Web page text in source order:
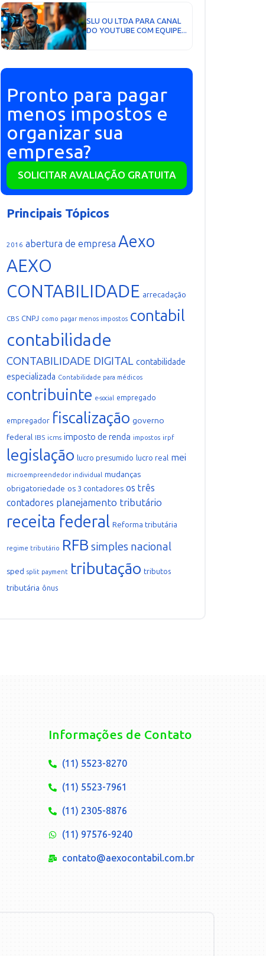
SLU OU LTDA PARA CANAL
DO YOUTUBE COM EQUIPE...
Pronto para pagar
menos impostos e
organizar sua
empresa?
SOLICITAR AVALIAÇÃO GRATUITA
Principais Tópicos
2016 abertura de empresa Aexo
AEXO
CONTABILIDADE arrecadação
CBS CNPJ como pagar menos impostos contabil
contabilidade
CONTABILIDADE DIGITAL contabilidade
especializada Contabilidade para médicos
contribuinte e-social empregado
empregador fiscalização governo
federal IBS icms imposto de renda impostos irpf
legislação lucro presumido lucro real mei
microempreendedor individual mudanças
obrigatoriedade os 3 contadores os três
contadores planejamento tributário
receita federal Reforma tributária
regime tributário RFB simples nacional
sped split payment tributação tributos
tributária ônus
Informações de Contato
(11) 5523-8270
(11) 5523-7961
(11) 2305-8876
(11) 97576-9240
contato@aexocontabil.com.br